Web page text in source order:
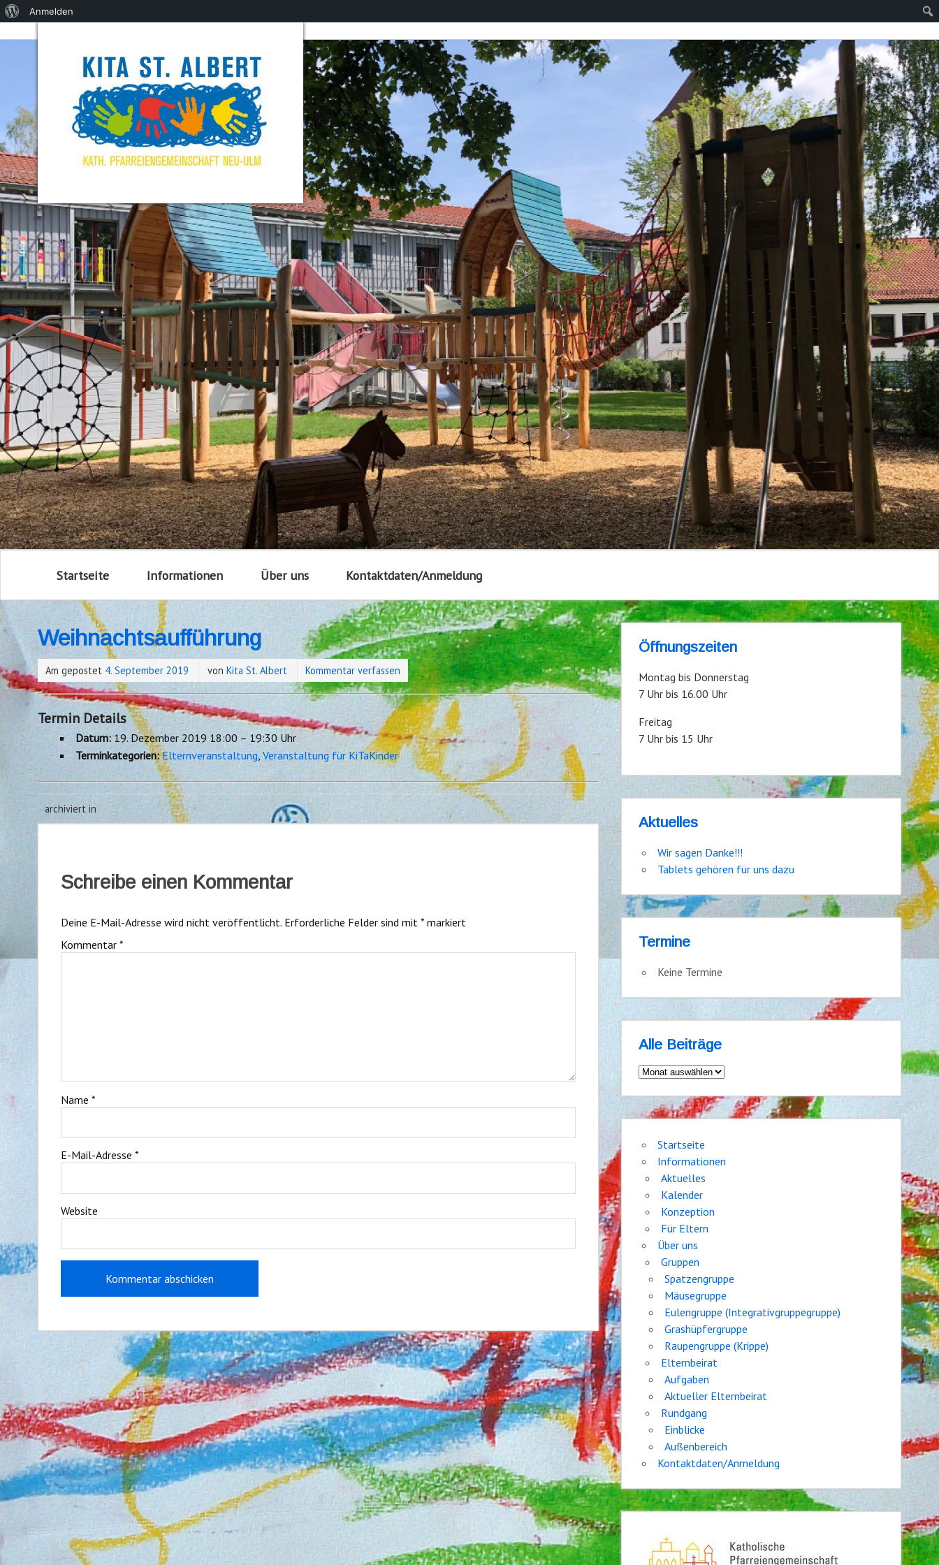
Startseite Informationen Über uns Kontaktdaten/Anmeldung
Weihnachtsaufführung
Am gepostet 4. September 2019 von Kita St. Albert Kommentar verfassen
Termin Details
Datum: 19. Dezember 2019 18:00 – 19:30 Uhr
Terminkategorien: Elternveranstaltung, Veranstaltung für KiTaKinder
archiviert in
Schreibe einen Kommentar
Deine E-Mail-Adresse wird nicht veröffentlicht. Erforderliche Felder sind mit *markiert
Kommentar *
Name *
E-Mail-Adresse *
Website
Öffnungszeiten
Montag bis Donnerstag
7 Uhr bis 16.00 Uhr
Freitag
7 Uhr bis 15 Uhr
Aktuelles
Wir sagen Danke!!!
Tablets gehören für uns dazu
Termine
Keine Termine
Alle Beiträge
Alle
Beiträge
Startseite
Informationen
Aktuelles
Kalender
Konzeption
Für Eltern
Über uns
Gruppen
Spatzengruppe
Mäusegruppe
Eulengruppe (Integrativgruppegruppe)
Grashüpfergruppe
Raupengruppe (Krippe)
Elternbeirat
Aufgaben
Aktueller Elternbeirat
Rundgang
Einblicke
Außenbereich
Kontaktdaten/Anmeldung
Über
Anmelden